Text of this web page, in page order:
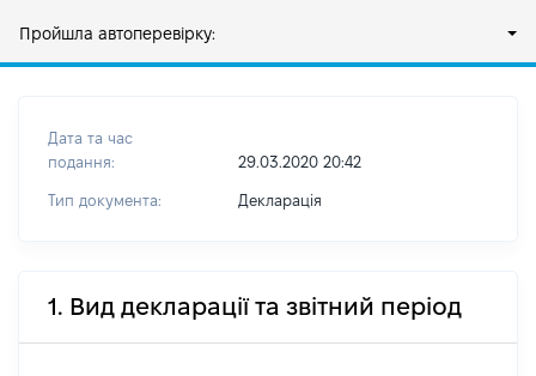
Пройшла автоперевірку:
Дата та час
подання:
29.03.2020 20:42
Тип документа: Декларація
1. Вид декларації та звітний період